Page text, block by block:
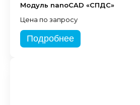
Модуль nanoCAD «СПДС»
Цена по запросу
Подробнее